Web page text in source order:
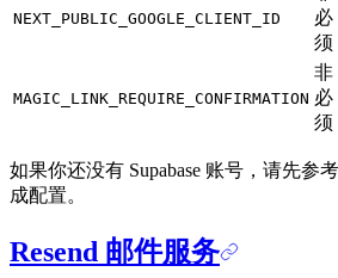
NEXT_PUBLIC_GOOGLE_CLIENT_ID
必
须
MAGIC_LINK_REQUIRE_CONFIRMATION
非
必
须
如果你还没有 Supabase 账号，请先参考
成配置。
Resend 邮件服务